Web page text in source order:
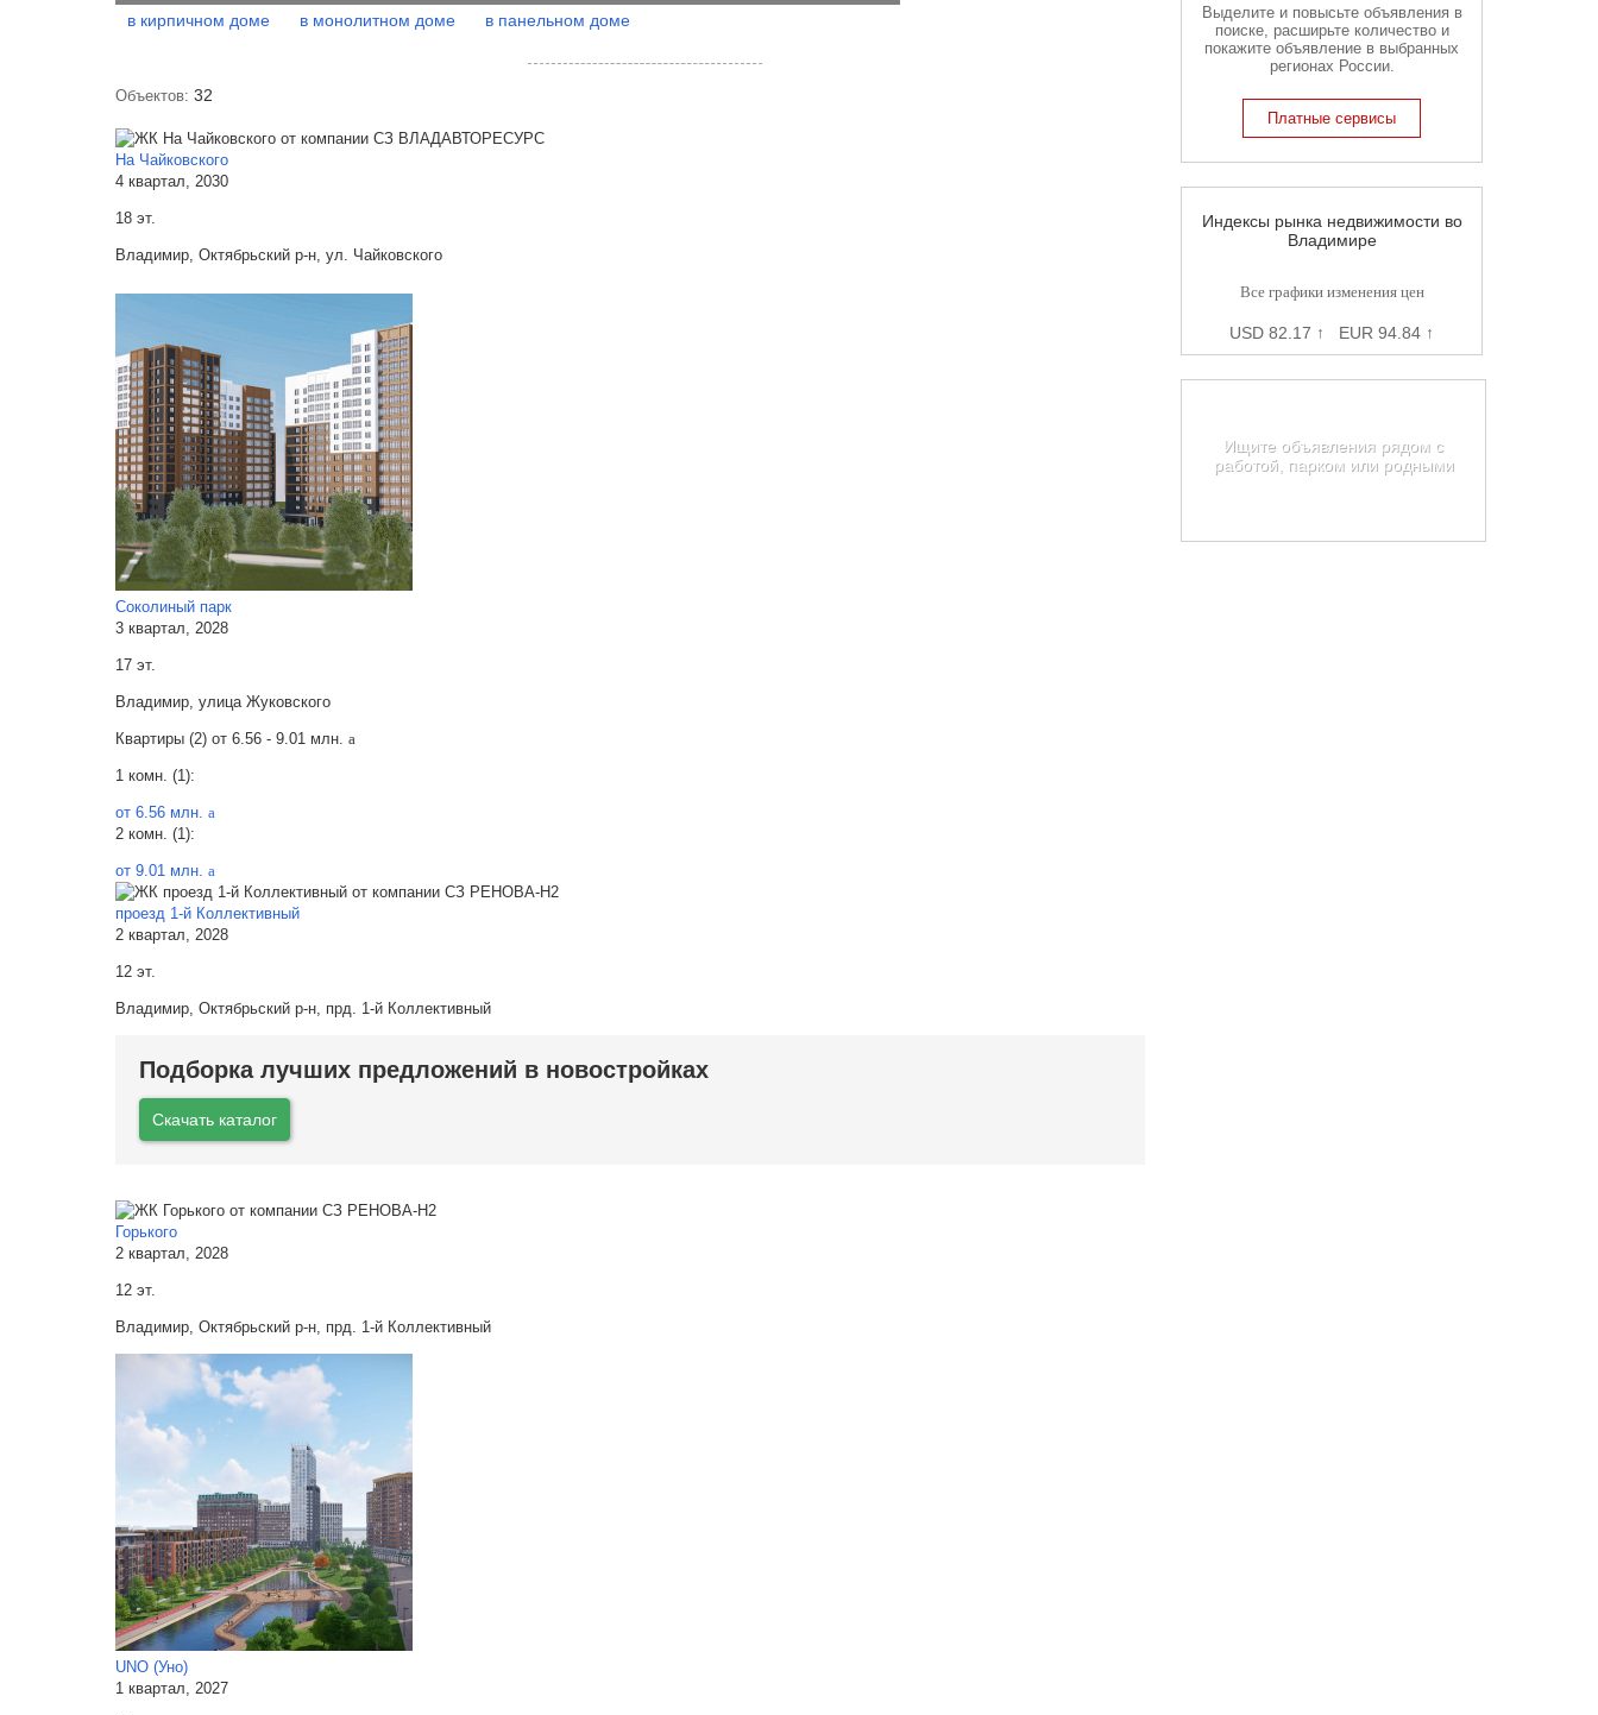
в кирпичном доме в монолитном доме
в панельном доме
Объектов: 32
На Чайковского
4 квартал, 2030
18 эт.
Владимир, Октябрьский р-н, ул. Чайковского
Соколиный парк
3 квартал, 2028
17 эт.
Владимир, улица Жуковского
Квартиры (2) от 6.56 - 9.01 млн. a
1 комн. (1):
от 6.56 млн. a
2 комн. (1):
от 9.01 млн. a
проезд 1-й Коллективный
2 квартал, 2028
12 эт.
Владимир, Октябрьский р-н, прд. 1-й Коллективный
Подборка лучших предложений в новостройках
Скачать каталог
Горького
2 квартал, 2028
12 эт.
Владимир, Октябрьский р-н, прд. 1-й Коллективный
UNO (Уно)
1 квартал, 2027
Выделите и повысьте объявления в
поиске, расширьте количество и
покажите объявление в выбранных
регионах России.
Платные сервисы
Индексы рынка недвижимости во
Владимире
Все графики изменения цен
USD 82.17 ↑ EUR 94.84 ↑
Ищите объявления рядом с
работой, парком или родными